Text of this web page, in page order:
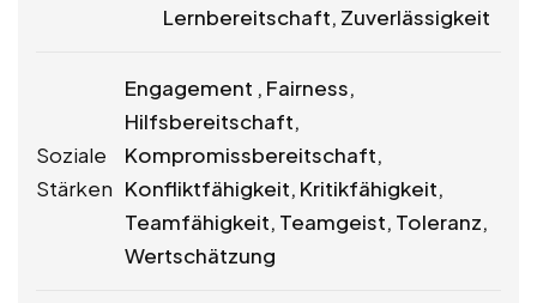
Lernbereitschaft, Zuverlässigkeit
Soziale
Stärken
Engagement , Fairness,
Hilfsbereitschaft,
Kompromissbereitschaft,
Konfliktfähigkeit, Kritikfähigkeit,
Teamfähigkeit, Teamgeist, Toleranz,
Wertschätzung